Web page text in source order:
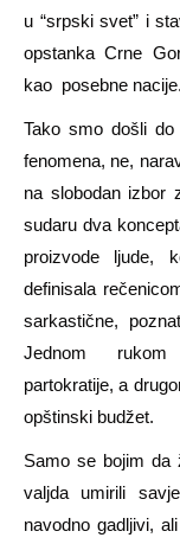
u “srpski svet” i
opstanka Crne
kao posebne
Tako smo došli do
fenomena, ne,
na slobodan izbor
sudaru dva
proizvode ljude,
definisala
sarkastične,
Jednom rukom
partokratije, a
opštinski budžet.
Samo se bojim
valjda umirili
navodno gadljivi,